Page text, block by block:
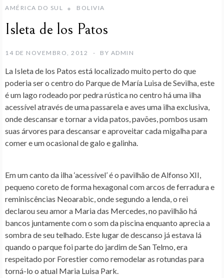
AMÉRICA DO SUL BOLIVIA
Isleta de los Patos
14 DE NOVEMBRO, 2012 BY ADMIN
La Isleta de los Patos está localizado muito perto do que
poderia ser o centro do Parque de María Luisa de Sevilha, este
é um lago rodeado por pedra rústica no centro há uma ilha
acessível através de uma passarela e aves uma ilha exclusiva,
onde descansar e tornar a vida patos, pavões, pombos usam
suas árvores para descansar e aproveitar cada migalha para
comer e um ocasional de galo e galinha.
Em um canto da ilha ‘acessível’ é o pavilhão de Alfonso XII,
pequeno coreto de forma hexagonal com arcos de ferradura e
reminiscências Neoarabic, onde segundo a lenda, o rei
declarou seu amor a Maria das Mercedes, no pavilhão há
bancos juntamente com o som da piscina enquanto aprecia a
sombra de seu telhado. Este lugar de descanso já estava lá
quando o parque foi parte do jardim de San Telmo, era
respeitado por Forestier como remodelar as rotundas para
torná-lo o atual Maria Luisa Park.